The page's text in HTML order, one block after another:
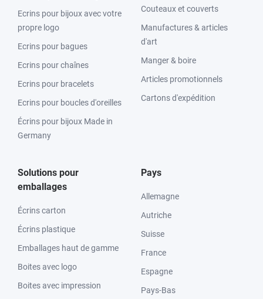
Ecrins pour bijoux avec votre
propre logo
Ecrins pour bagues
Ecrins pour chaînes
Ecrins pour bracelets
Ecrins pour boucles d'oreilles
Écrins pour bijoux Made in
Germany
Couteaux et couverts
Manufactures & articles
d'art
Manger & boire
Articles promotionnels
Cartons d'expédition
Solutions pour
emballages
Écrins carton
Écrins plastique
Emballages haut de gamme
Boites avec logo
Boites avec impression
Pays
Allemagne
Autriche
Suisse
France
Espagne
Pays-Bas